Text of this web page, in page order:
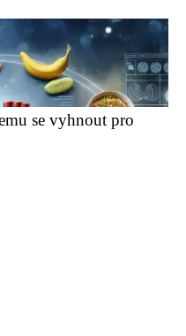
se vyhnout pro